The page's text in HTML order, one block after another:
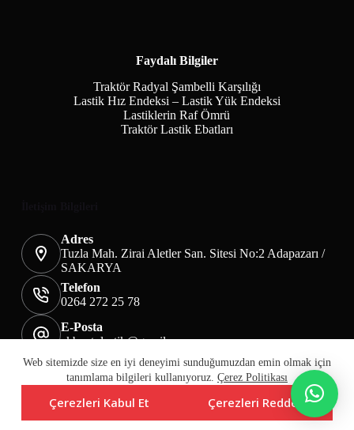
Web sitemizde size en iyi deneyimi sunduğumuzdan emin olmak için
tanımlama bilgileri kullanıyoruz. Çerez Politikası
Çerezleri Kabul Et Çerezleri Reddet
Faydalı Bilgiler
Traktör Radyal Şambelli Karşılığı
Lastik Hız Endeksi – Lastik Yük Endeksi
Lastiklerin Raf Ömrü
Traktör Lastik Ebatları
Adres
Tuzla Mah. Zirai Aletler San. Sitesi No:2 Adapazarı /
SAKARYA
Telefon
0264 272 25 78
E-Posta
akbaotolastik@gmail.com
Mesafeli Satış Sözleşmesi
Teslimat&İade
Üyelik KVKK Sayfası
Çerez Politikası